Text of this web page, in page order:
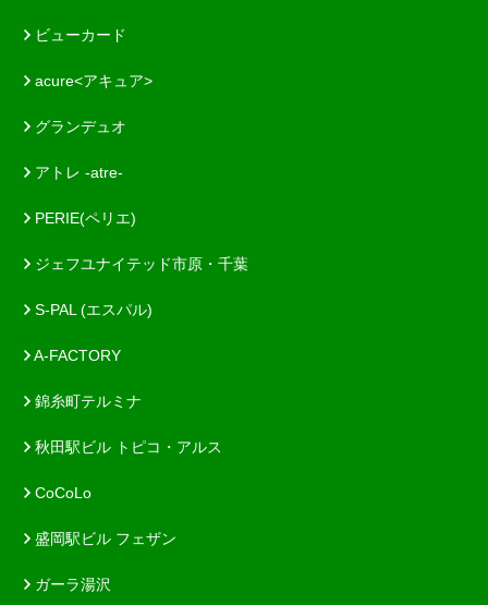
ビューカード
acure<アキュア>
グランデュオ
アトレ -atre-
PERIE(ペリエ)
ジェフユナイテッド市原・千葉
S-PAL (エスパル)
A-FACTORY
錦糸町テルミナ
秋田駅ビル トピコ・アルス
CoCoLo
盛岡駅ビル フェザン
ガーラ湯沢